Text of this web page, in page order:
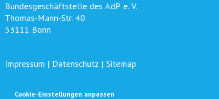
Bundesgeschäftstelle des AdP e. V.
Thomas-Mann-Str. 40
53111 Bonn
Impressum | Datenschutz | Sitemap
Cookie-Einstellungen anpassen